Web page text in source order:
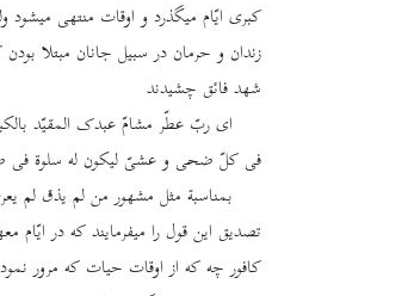
کبری ایّام میگذرد و اوقات منتهی
زندان و حرمان در سبیل جانان مبتلا
شهد فائق چشیدند
ای ربّ عطّر مشامّ عبدک المقیّد
فی کلّ ضحی و عشیّ لیکون له سلوة فی
بمناسبة مثل مشهور من لم یذق لم
تصدیق این قول را میفرمایند که در ایّام
کافور چه که از اوقات حیات که مرور